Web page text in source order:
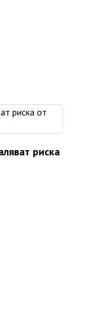
риска